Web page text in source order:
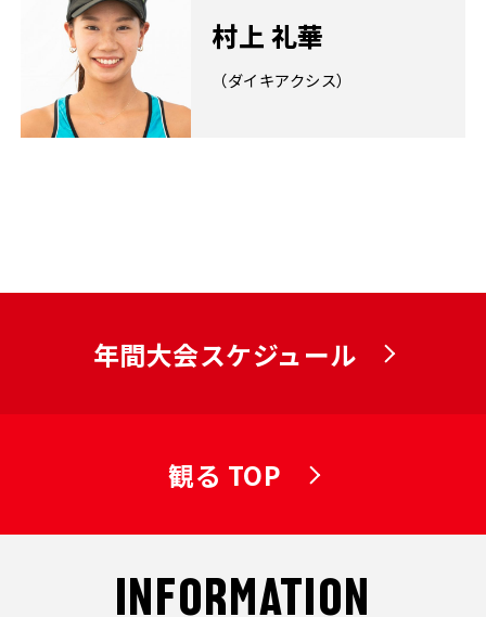
村上 礼華
（ダイキアクシス）
年間大会スケジュール
観る TOP
INFORMATION